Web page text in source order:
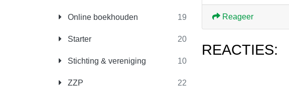
Online boekhouden 19
Starter 20
Stichting & vereniging 10
ZZP 22
Reageer
REACTIES: